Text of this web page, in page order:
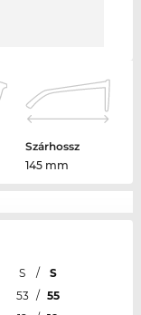
Szárhossz
145 mm
S /
S
53 / 55